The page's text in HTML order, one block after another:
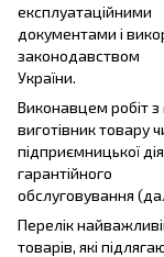
експлуатаційними
документами і
законодавством
України.
Виконавцем робіт
виготівник товару
підприємницької
гарантійного
обслуговування
Перелік
товарів, які